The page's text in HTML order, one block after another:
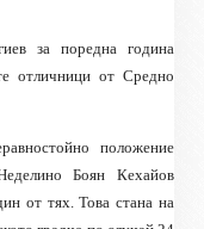
за поредна година
отличници от Средно
положение
Боян Кехайов
от тях. Това стана на